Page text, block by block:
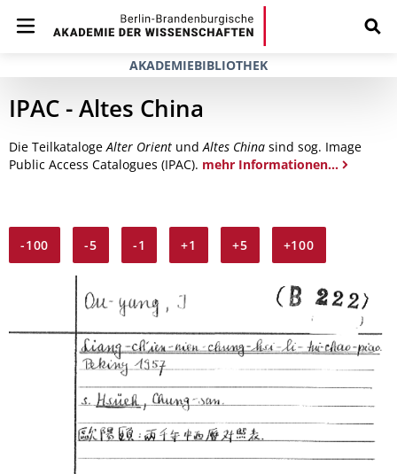
AKADEMIEBIBLIOTHEK
IPAC - Altes China
Die TeilkatalogeAlter Orient undAltes China sind sog. Image
Public Access Catalogues (IPAC). mehr Informationen...
-100 -5 -1 +1 +5 +100